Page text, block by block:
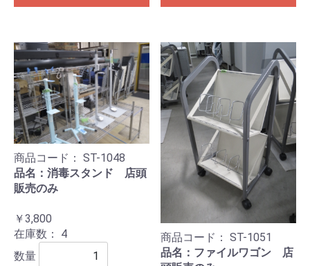
商品コード： ST-1048
品名：消毒スタンド 店頭
販売のみ
￥3,800
在庫数： 4
数量
商品コード： ST-1051
品名：ファイルワゴン 店